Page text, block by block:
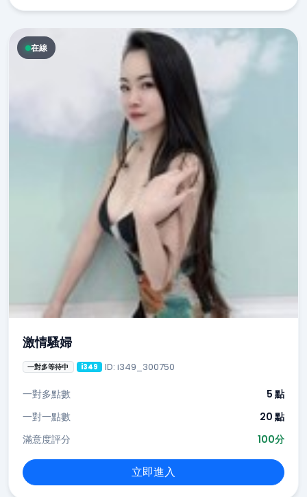
在線
激情騷婦
一對多等待中 i349 ID: i349_300750
一對多點數
5 點
一對一點數
20 點
滿意度評分
100分
立即進入